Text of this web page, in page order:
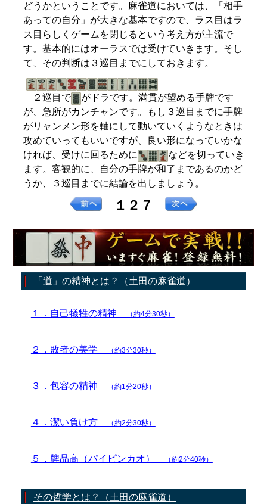
どうかということです。麻雀道においては、「相手
あっての自分」が大きな基本ですので、ラス目はラ
ス目らしくゲームを閉じるという考え方が主流で
す。基本的にはオーラスでは受けていきます。そし
て、その判断は３巡目までにしておきます。
２巡目で
がドラです。満貫が望める手牌です
が、急所がカンチャンです。もし３巡目までに手牌
がリャンメン形を軸にして動いていくようなときは
攻めていってもいいですが、良い形になっていかな
ければ、受けに回るために
などを切っていき
ます。客観的に、自分の手牌が和了まであるのかど
うか、３巡目までに結論を出しましょう。
１２７
「道」の精神とは？（土田の麻雀道）
１．自己犠牲の精神 （約4分30秒）
２．敗者の美学 （約3分30秒）
３．包容の精神 （約1分20秒）
４．潔い負け方 （約2分30秒）
５．牌品高（パイピンカオ） （約2分40秒）
その哲学とは？（土田の麻雀道）